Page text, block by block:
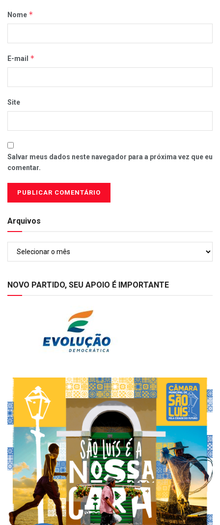
Nome *
E-mail *
Site
Salvar meus dados neste navegador para a próxima vez que eu
comentar.
Arquivos
NOVO PARTIDO, SEU APOIO É IMPORTANTE